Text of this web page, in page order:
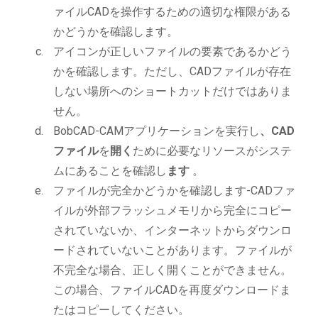
ァイルCADを操作するための適切な権限がある
かどうかを確認します。
アイコンが正しいファイルの要素であるかどう
かを確認します。ただし、CADファイルが存在
しない場所へのショートカットだけではありま
せん。
BobCAD-CAMアプリケーションを実行し、CAD
ファイルを 開く ために必要なリソースがシステ
ムにあることを確認し ます 。
ファイルが完全かどうかを確認します-CADファ
イルが外部フラッシュメモリから完全にコピー
されていないか、インターネットからダウンロ
ードされていないことがあります。ファイルが
不完全な場合、正しく開くことができません。
この場合、ファイルCADを再度ダウンロードま
たはコピーしてください。